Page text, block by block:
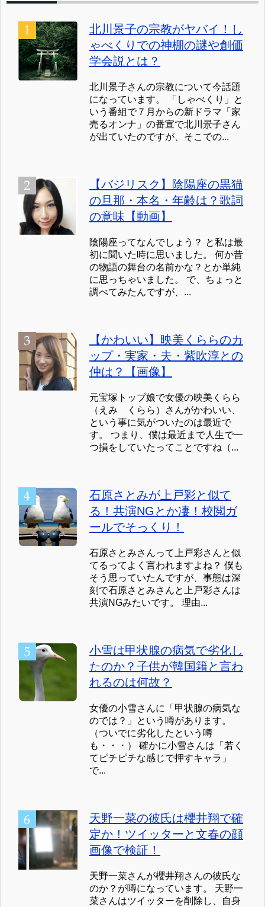
北川景子の宗教がヤバイ！し
ゃべくりでの神棚の謎や創価
学会説とは？
北川景子さんの宗教について今話題
になっています。 「しゃべくり」と
いう番組で７月からの新ドラマ「家
売るオンナ」の番宣で北川景子さん
が出ていたのですが、そこでの...
【バジリスク】陰陽座の黒猫
の旦那・本名・年齢は？歌詞
の意味【動画】
陰陽座ってなんでしょう？ と私は最
初に聞いた時に思いました。 何か昔
の物語の舞台の名前かな？とか単純
に思っちゃいました。 で、ちょっと
調べてみたんですが、...
【かわいい】映美くららのカ
ップ・実家・夫・紫吹淳との
仲は？【画像】
元宝塚トップ娘で女優の映美くらら
（えみ くらら）さんがかわいい、
という事に気がついたのは最近で
す。 つまり、僕は最近まで人生で一
つ損をしていたってことですね（...
石原さとみが上戸彩と似て
る！共演NGとか凄！校閲ガ
ールでそっくり！
石原さとみさんって上戸彩さんと似
てるってよく言われますよね？ 僕も
そう思っていたんですが、事態は深
刻で石原さとみさんと上戸彩さんは
共演NGみたいです。 理由...
小雪は甲状腺の病気で劣化し
たのか？子供が韓国籍と言わ
れるのは何故？
女優の小雪さんに「甲状腺の病気な
のでは？」という噂があります。
（ついでに劣化したという噂
も・・・） 確かに小雪さんは「若く
てピチピチな感じで押すキャラ」
で...
天野一菜の彼氏は櫻井翔で確
定か！ツイッターと文春の顔
画像で検証！
天野一菜さんが櫻井翔さんの彼氏な
のか？が噂になっています。 天野一
菜さんはツイッターを削除し、自身